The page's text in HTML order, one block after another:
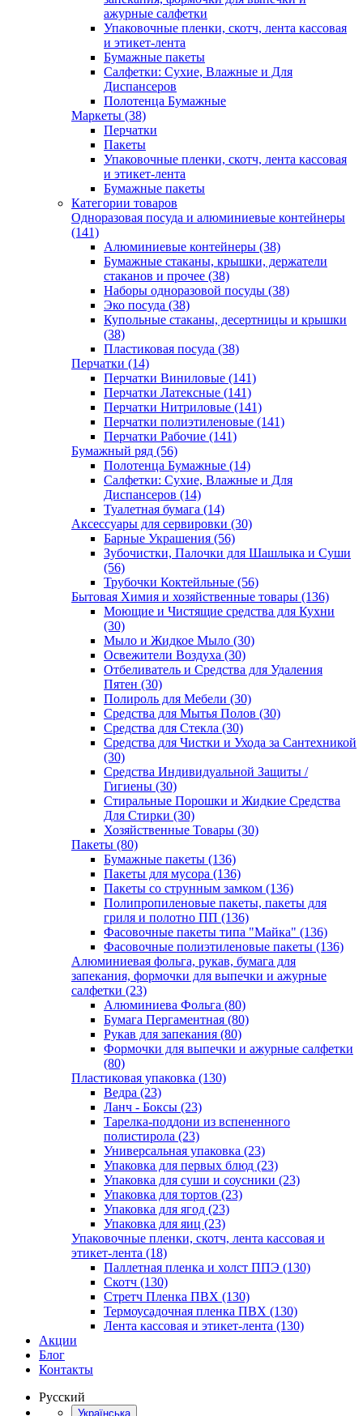
ажурные салфетки
Упаковочные пленки, скотч, лента кассовая
и этикет-лента
Бумажные пакеты
Салфетки: Сухие, Влажные и Для
Диспансеров
Полотенца Бумажные
Маркеты (38)
Перчатки
Пакеты
Упаковочные пленки, скотч, лента кассовая
и этикет-лента
Бумажные пакеты
Категории товаров
Одноразовая посуда и алюминиевые контейнеры
(141)
Алюминиевые контейнеры (38)
Бумажные стаканы, крышки, держатели
стаканов и прочее (38)
Наборы одноразовой посуды (38)
Эко посуда (38)
Купольные стаканы, десертницы и крышки
(38)
Пластиковая посуда (38)
Перчатки (14)
Перчатки Виниловые (141)
Перчатки Латексные (141)
Перчатки Нитриловые (141)
Перчатки полиэтиленовые (141)
Перчатки Рабочие (141)
Бумажный ряд (56)
Полотенца Бумажные (14)
Салфетки: Сухие, Влажные и Для
Диспансеров (14)
Туалетная бумага (14)
Аксессуары для сервировки (30)
Барные Украшения (56)
Зубочистки, Палочки для Шашлыка и Суши
(56)
Трубочки Коктейльные (56)
Бытовая Химия и хозяйственные товары (136)
Моющие и Чистящие средства для Кухни
(30)
Мыло и Жидкое Мыло (30)
Освежители Воздуха (30)
Отбеливатель и Средства для Удаления
Пятен (30)
Полироль для Мебели (30)
Средства для Мытья Полов (30)
Средства для Стекла (30)
Средства для Чистки и Ухода за Сантехникой
(30)
Средства Индивидуальной Защиты /
Гигиены (30)
Стиральные Порошки и Жидкие Средства
Для Стирки (30)
Хозяйственные Товары (30)
Пакеты (80)
Бумажные пакеты (136)
Пакеты для мусора (136)
Пакеты со струнным замком (136)
Полипропиленовые пакеты, пакеты для
гриля и полотно ПП (136)
Фасовочные пакеты типа "Майка" (136)
Фасовочные полиэтиленовые пакеты (136)
Алюминиевая фольга, рукав, бумага для
запекания, формочки для выпечки и ажурные
салфетки (23)
Алюминиева Фольга (80)
Бумага Пергаментная (80)
Рукав для запекания (80)
Формочки для выпечки и ажурные салфетки
(80)
Пластиковая упаковка (130)
Ведра (23)
Ланч - Боксы (23)
Тарелка-поддони из вспененного
полистирола (23)
Универсальная упаковка (23)
Упаковка для первых блюд (23)
Упаковка для суши и соусники (23)
Упаковка для тортов (23)
Упаковка для ягод (23)
Упаковка для яиц (23)
Упаковочные пленки, скотч, лента кассовая и
этикет-лента (18)
Паллетная пленка и холст ППЭ (130)
Скотч (130)
Стретч Пленка ПВХ (130)
Термоусадочная пленка ПВХ (130)
Лента кассовая и этикет-лента (130)
Акции
Блог
Контакты
Русский
Українська